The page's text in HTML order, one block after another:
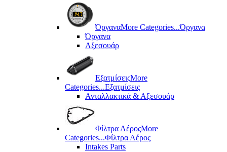
ΌργαναMore Categories...Όργανα
Όργανα
Αξεσουάρ
ΕξατμίσειςMore
Categories...Εξατμίσεις
Ανταλλακτικά & Αξεσουάρ
Φίλτρα ΑέροςMore
Categories...Φίλτρα Αέρος
Intakes Parts